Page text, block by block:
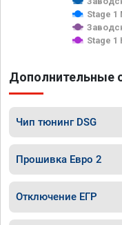
Stage
Stage
Дополнительные
Чип тюнинг DSG
Прошивка Евро 2
Отключение ЕГР